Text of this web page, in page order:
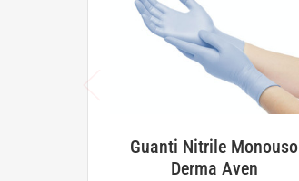
Guanti Nitrile Monouso
Derma Aven